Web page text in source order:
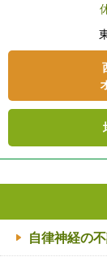
自律神経の